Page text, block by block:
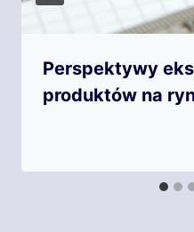
Perspektywy
produktów na